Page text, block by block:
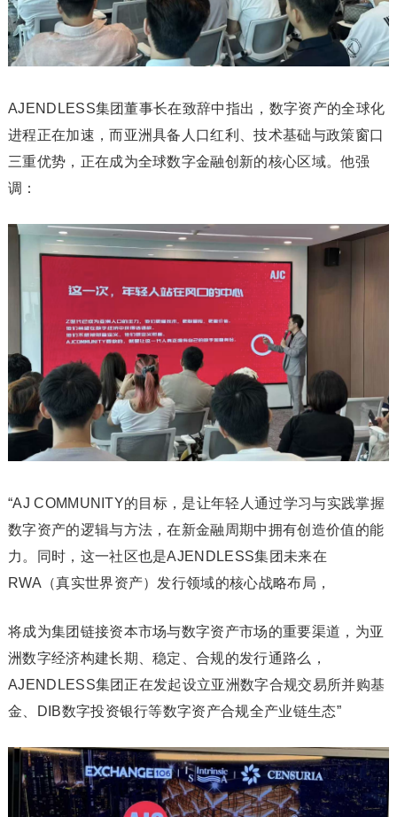
AJENDLESS集团董事长在致辞中指出，数字资产的全球化
进程正在加速，而亚洲具备人口红利、技术基础与政策窗口
三重优势，正在成为全球数字金融创新的核心区域。他强
调：
“AJ COMMUNITY的目标，是让年轻人通过学习与实践掌握
数字资产的逻辑与方法，在新金融周期中拥有创造价值的能
力。同时，这一社区也是AJENDLESS集团未来在
RWA（真实世界资产）发行领域的核心战略布局，
将成为集团链接资本市场与数字资产市场的重要渠道，为亚
洲数字经济构建长期、稳定、合规的发行通路么，
AJENDLESS集团正在发起设立亚洲数字合规交易所并购基
金、DIB数字投资银行等数字资产合规全产业链生态”